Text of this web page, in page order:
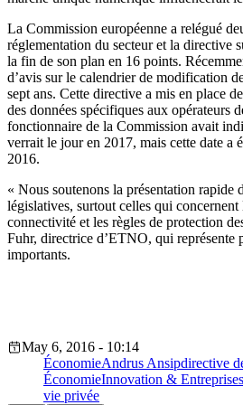
La Commission européenne a relégué
réglementation du secteur et la directive
la fin de son plan en 16 points.
d’avis sur le calendrier de modification
sept ans. Cette directive a mis en place
des données spécifiques aux opérateurs
fonctionnaire de la Commission avait
verrait le jour en 2017, mais cette date a
2016.
« Nous soutenons la présentation rapide
législatives, surtout celles qui concernent
connectivité et les règles de protection
Fuhr, directrice d’ETNO, qui représente
importants.
May 6, 2016 - 10:14
ÉconomieAndrus Ansipdirective
ÉconomieInnovation & Entreprises
vie privée